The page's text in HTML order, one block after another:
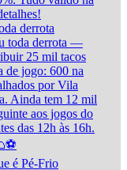
derrota
é Pé-Frio